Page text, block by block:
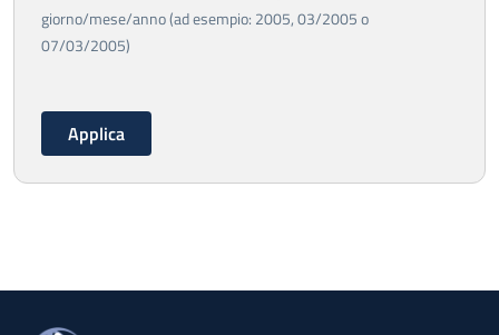
giorno/mese/anno (ad esempio: 2005, 03/2005 o
07/03/2005)